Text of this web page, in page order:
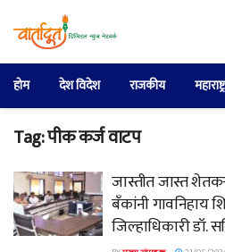
होम देश विदेश राजकीय महाराष्ट्र
Tag:पीक कर्ज वाटप
जास्तीत जास्त
बँकांनी गावनिहाय
जिल्हाधिकारी डॉ.